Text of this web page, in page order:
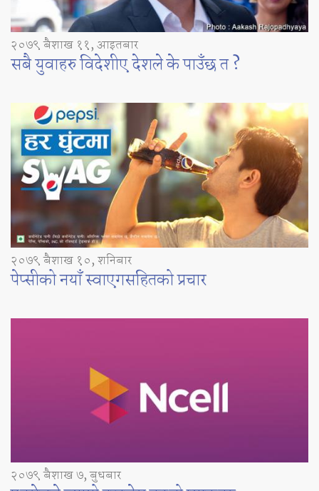
२०७९ बैशाख ११, आइतबार
सबै युवाहरु विदेशीए देशले के पाउँछ त ?
२०७९ बैशाख १०, शनिबार
पेप्सीको नयाँ स्वाएगसहितको प्रचार
२०७९ बैशाख ७, बुधबार